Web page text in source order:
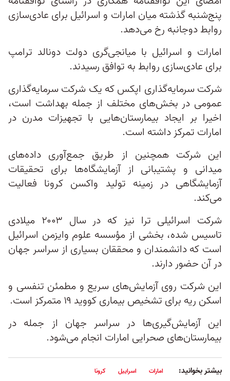
پنج‌شنبه گذشته میان امارات و اسرائیل برای عادی‌سازی
روابط دوجانبه رخ می‌دهد.
امارات و اسرائیل با میانجی‌گری دولت دونالد ترامپ
برای عادی‌سازی روابط به توافق رسیدند.
شرکت سرمایه‌گذاری اپکس که یک شرکت سرمایه‌گذاری
عمومی در بخش‌های مختلف از جمله بهداشت است،
اخیرا بر ایجاد بیمارستان‌هایی با تجهیزات مدرن در
امارات تمرکز داشته است.
این شرکت همچنین از طریق جمع‌آوری داده‌های
میدانی و پشتیبانی از آزمایشگاه‌ها برای تحقیقات
آزمایشگاهی در زمینه تولید واکسن کرونا فعالیت
می‌کند.
شرکت اسرائیلی ترا نیز که در سال ۲۰۰۳ میلادی
تاسیس شده، بخشی از مؤسسه علوم وایزمن اسرائیل
است که دانشمندان و محققان بسیاری از سراسر جهان
در آن حضور دارند.
این شرکت روی آزمایش‌های سریع و مطمئن تنفسی و
اسکن ریه‌ برای تشخیص بیماری کووید ۱۹ متمرکز است.
این آزمایش‌گیری‌ها در سراسر جهان از جمله در
بیمارستان‌های صحرایی امارات انجام می‌شود.
بیشتر بخوانید: امارات اسراییل کرونا